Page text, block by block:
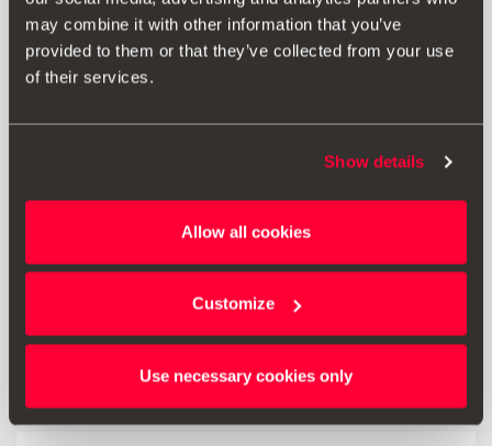
may combine it with other information that you’ve
provided to them or that they’ve collected from your use
of their services.
Show details
Allow all cookies
Customize
Use necessary cookies only
Přejít na produkt